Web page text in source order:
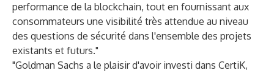
performance de la blockchain, tout en fournissant aux
consommateurs une visibilité très attendue au niveau
des questions de sécurité dans l'ensemble des projets
existants et futurs."
"Goldman Sachs a le plaisir d'avoir investi dans CertiK,